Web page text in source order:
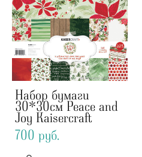
Набор бумаги
30*30см Peace and
Joy Kaisercraft
700 pуб.